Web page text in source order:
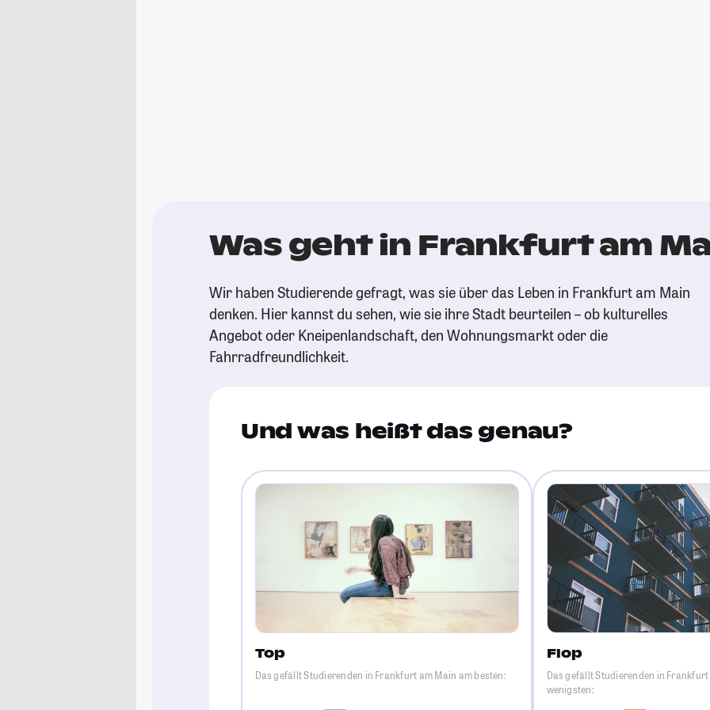
Was geht in Frankfurt am
Wir haben Studierende gefragt, was sie über das Leben in Frankfurt am Main
denken. Hier kannst du sehen, wie sie ihre Stadt beurteilen – ob kulturelles
Angebot oder Kneipenlandschaft, den Wohnungsmarkt oder die
Fahrradfreundlichkeit.
Und was heißt das genau?
Top
Das gefällt Studierenden in Frankfurt am Main am besten:
Flop
Das gefällt Studierenden in
wenigsten: